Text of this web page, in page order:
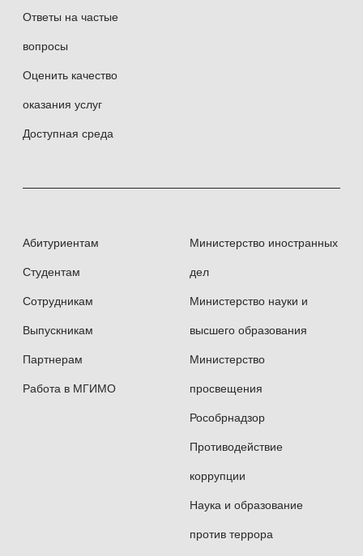
Ответы на частые
вопросы
Оценить качество
оказания услуг
Доступная среда
Абитуриентам
Студентам
Сотрудникам
Выпускникам
Партнерам
Работа в МГИМО
Министерство иностранных
дел
Министерство науки и
высшего образования
Министерство
просвещения
Рособрнадзор
Противодействие
коррупции
Наука и образование
против террора